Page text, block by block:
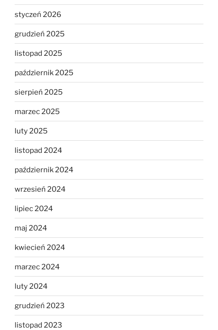
styczeń 2026
grudzień 2025
listopad 2025
październik 2025
sierpień 2025
marzec 2025
luty 2025
listopad 2024
październik 2024
wrzesień 2024
lipiec 2024
maj 2024
kwiecień 2024
marzec 2024
luty 2024
grudzień 2023
listopad 2023